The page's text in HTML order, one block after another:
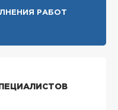
РАБОТ